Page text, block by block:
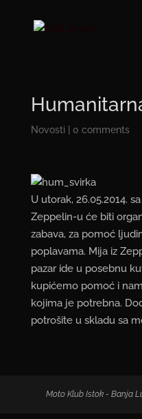
Novosti 0 comments
U utorak, 26.05.2014.
Zeppelin-u će biti
zabava, za pomoć
poplavama. Mija iz
pazar ide u posebnu
kupićemo pomoć i
kojima je potrebna.
potrošite u skladu sa
Moto Klub Istok - Banja